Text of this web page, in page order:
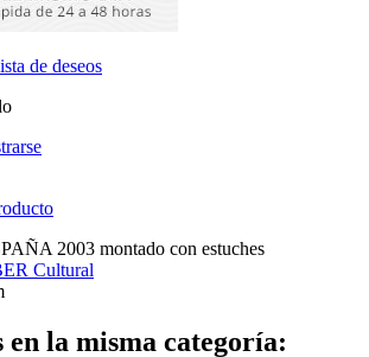
de deseos
2003 montado con estuches
Cultural
en la misma categoría: